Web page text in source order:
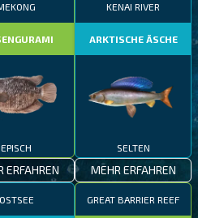
EPISCH
ERFAHREN
KENAI RIVER
ARKTISCHE ÄSCHE
SELTEN
MEHR ERFAHREN
OSTSEE GREAT BARRIER REEF